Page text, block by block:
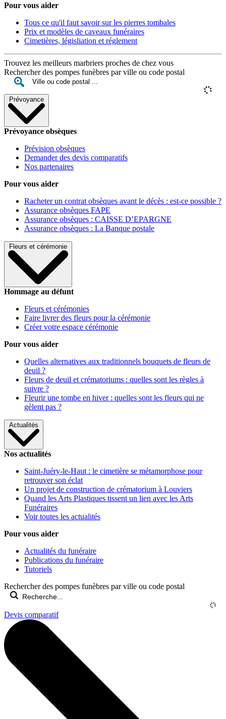
Pour vous aider
Tous ce qu'il faut savoir sur les pierres tombales
Prix et modèles de caveaux funéraires
Cimetières, législiation et réglement
Trouvez les meilleurs marbriers proches de chez vous
Rechercher des pompes funèbres par ville ou code postal
Prévoyance
Prévoyance obsèques
Prévision obsèques
Demander des devis comparatifs
Nos partenaires
Pour vous aider
Racheter un contrat obsèques avant le décès : est-ce possible ?
Assurance obsèques FAPE
Assurance obsèques : CAISSE D’EPARGNE
Assurance obsèques : La Banque postale
Fleurs et cérémonie
Hommage au défunt
Fleurs et cérémonies
Faire livrer des fleurs pour la cérémonie
Créer votre espace cérémonie
Pour vous aider
Quelles alternatives aux traditionnels bouquets de fleurs de
deuil ?
Fleurs de deuil et crématoriums : quelles sont les règles à
suivre ?
Fleurir une tombe en hiver : quelles sont les fleurs qui ne
gèlent pas ?
Actualités
Nos actualités
Saint-Juéry-le-Haut : le cimetière se métamorphose pour
retrouver son éclat
Un projet de construction de crématorium à Louviers
Quand les Arts Plastiques tissent un lien avec les Arts
Funéraires
Voir toutes les actualités
Pour vous aider
Actualités du funéraire
Publications du funéraire
Tutoriels
Rechercher des pompes funèbres par ville ou code postal
Devis comparatif